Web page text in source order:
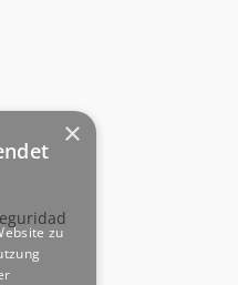
×
zu